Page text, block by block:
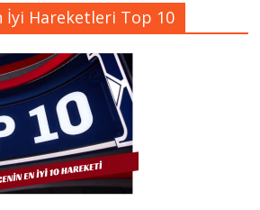
İyi Hareketleri Top 10